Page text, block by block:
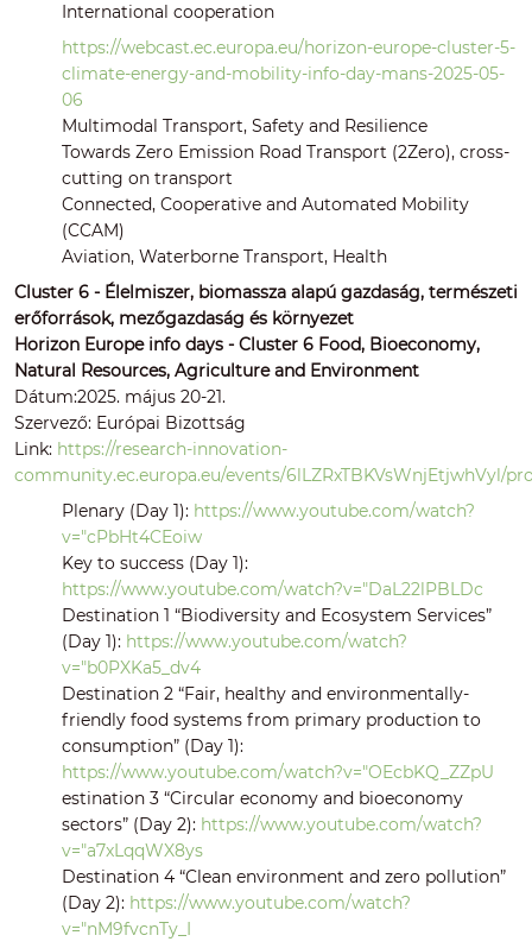
International cooperation
https://webcast.ec.europa.eu/horizon-europe-cluster-5-
climate-energy-and-mobility-info-day-mans-2025-05-
06
Multimodal Transport, Safety and Resilience
Towards Zero Emission Road Transport (2Zero), cross-
cutting on transport
Connected, Cooperative and Automated Mobility
(CCAM)
Aviation, Waterborne Transport, Health
Cluster 6 - Élelmiszer, biomassza alapú gazdaság, természeti
erőforrások, mezőgazdaság és környezet
Horizon Europe info days - Cluster 6 Food, Bioeconomy,
Natural Resources, Agriculture and Environment
Dátum:2025. május 20-21.
Szervező: Európai Bizottság
Link: https://research-innovation-
community.ec.europa.eu/events/6lLZRxTBKVsWnjEtjwhVyl/
Plenary (Day 1): https://www.youtube.com/watch?
v="cPbHt4CEoiw
Key to success (Day 1):
https://www.youtube.com/watch?v="DaL22lPBLDc
Destination 1 “Biodiversity and Ecosystem Services”
(Day 1): https://www.youtube.com/watch?
v="b0PXKa5_dv4
Destination 2 “Fair, healthy and environmentally-
friendly food systems from primary production to
consumption” (Day 1):
https://www.youtube.com/watch?v="OEcbKQ_ZZpU
estination 3 “Circular economy and bioeconomy
sectors” (Day 2): https://www.youtube.com/watch?
v="a7xLqqWX8ys
Destination 4 “Clean environment and zero pollution”
(Day 2): https://www.youtube.com/watch?
v="nM9fvcnTy_I